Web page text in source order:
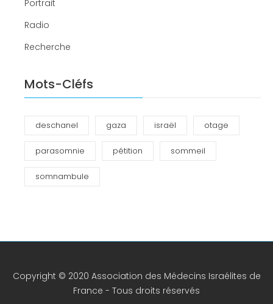
Portrait
Radio
Recherche
Mots-Cléfs
deschanel gaza israël otage
parasomnie pétition sommeil
somnambule
Copyright © 2020 Association des Médecins Israélites de
France - Tous droits réservés